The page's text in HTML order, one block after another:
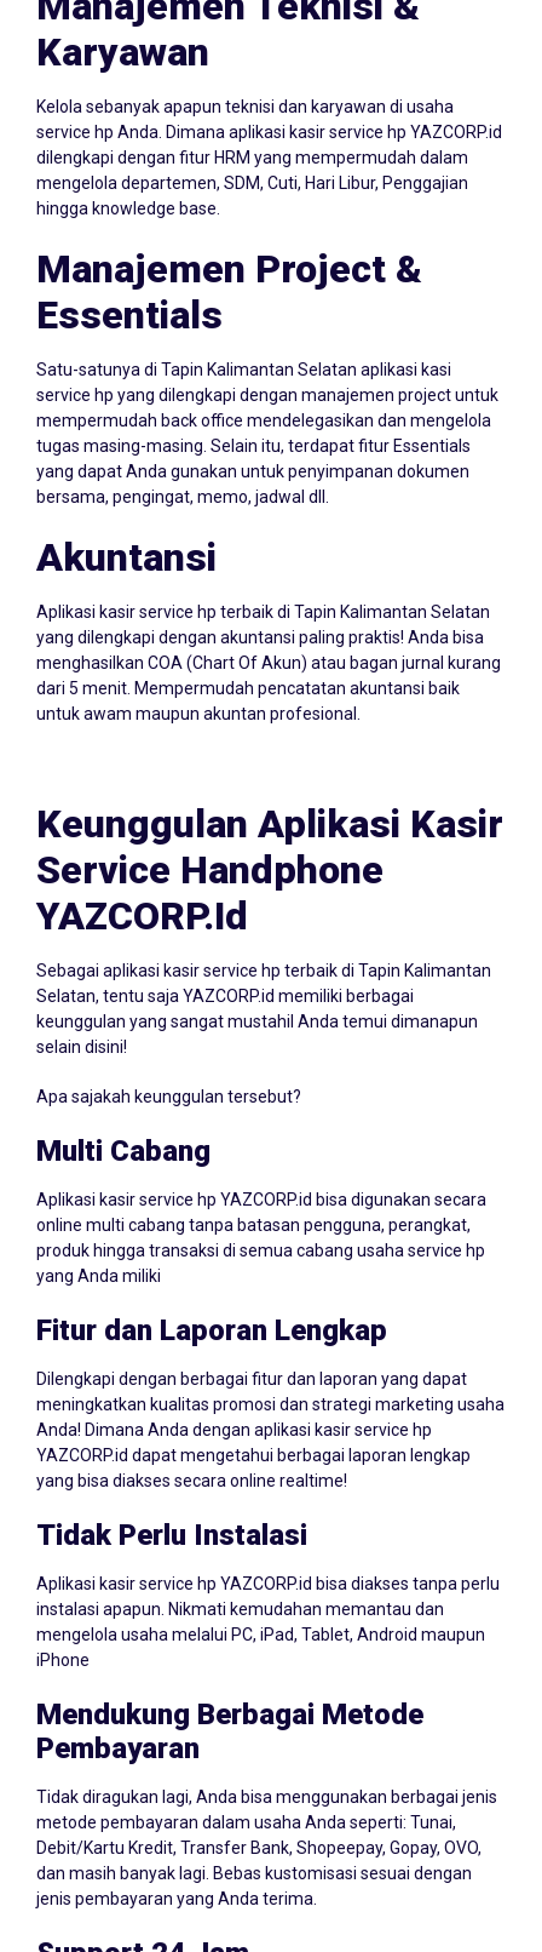
Manajemen Teknisi &
Karyawan
Kelola sebanyak apapun teknisi dan karyawan di usaha
service hp Anda. Dimana aplikasi kasir service hp YAZCORP.id
dilengkapi dengan fitur HRM yang mempermudah dalam
mengelola departemen, SDM, Cuti, Hari Libur, Penggajian
Manajemen Project &
Essentials
Satu-satunya di Tapin Kalimantan Selatan aplikasi kasi
service hp yang dilengkapi dengan manajemen project untuk
mempermudah back office mendelegasikan dan mengelola
tugas masing-masing. Selain itu, terdapat fitur Essentials
yang dapat Anda gunakan untuk penyimpanan dokumen
Akuntansi
Aplikasi kasir service hp terbaik di Tapin Kalimantan Selatan
yang dilengkapi dengan akuntansi paling praktis! Anda bisa
menghasilkan COA (Chart Of Akun) atau bagan jurnal kurang
dari 5 menit. Mempermudah pencatatan akuntansi baik
Keunggulan Aplikasi Kasir
Service Handphone
YAZCORP.id
Sebagai aplikasi kasir service hp terbaik di Tapin Kalimantan
Selatan, tentu saja YAZCORP.id memiliki berbagai
keunggulan yang sangat mustahil Anda temui dimanapun
Multi Cabang
Aplikasi kasir service hp YAZCORP.id bisa digunakan secara
online multi cabang tanpa batasan pengguna, perangkat,
produk hingga transaksi di semua cabang usaha service hp
Fitur dan Laporan Lengkap
Dilengkapi dengan berbagai fitur dan laporan yang dapat
meningkatkan kualitas promosi dan strategi marketing usaha
Anda! Dimana Anda dengan aplikasi kasir service hp
YAZCORP.id dapat mengetahui berbagai laporan lengkap
Tidak Perlu Instalasi
Aplikasi kasir service hp YAZCORP.id bisa diakses tanpa perlu
instalasi apapun. Nikmati kemudahan memantau dan
mengelola usaha melalui PC, iPad, Tablet, Android maupun
Mendukung Berbagai Metode
Pembayaran
Tidak diragukan lagi, Anda bisa menggunakan berbagai jenis
metode pembayaran dalam usaha Anda seperti: Tunai,
Debit/Kartu Kredit, Transfer Bank, Shopeepay, Gopay, OVO,
dan masih banyak lagi. Bebas kustomisasi sesuai dengan